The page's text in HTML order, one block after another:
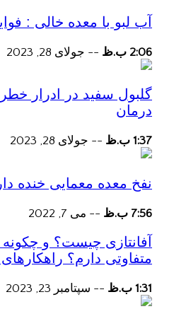
آب لبو با معده خالی :
2:06 ب.ظ -- جولای 28, 2023
گلبول سفید در ادرار
درمان
1:37 ب.ظ -- جولای 28, 2023
نفخ معده معمایی خنده دار
7:56 ب.ظ -- می 7, 2022
آفانتازی چیست؟ و
متفاوتی دارم؟
1:31 ب.ظ -- سپتامبر 23, 2023